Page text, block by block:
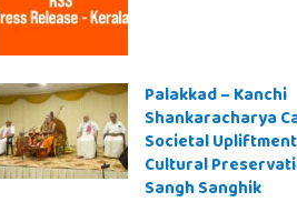
Palakkad – Kanchi
Shankaracharya
Societal
Cultural
Sangh Sanghik